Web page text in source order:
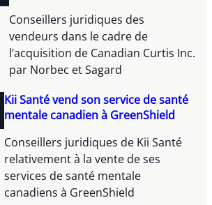
Conseillers juridiques des
vendeurs dans le cadre de
l’acquisition de Canadian Curtis Inc.
par Norbec et Sagard
Kii Santé vend son service de santé
mentale canadien à GreenShield
Conseillers juridiques de Kii Santé
relativement à la vente de ses
services de santé mentale
canadiens à GreenShield